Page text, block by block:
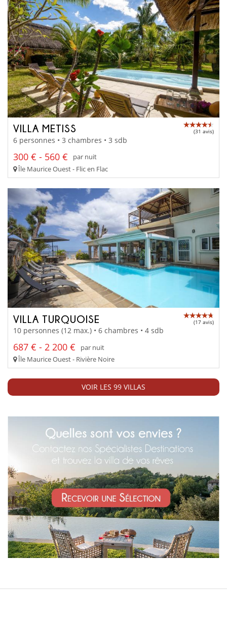
VILLA METISS (31 avis)
6 personnes • 3 chambres • 3 sdb
300 € - 560 €
par nuit
Île Maurice Ouest - Flic en Flac
VILLA TURQUOISE (17 avis)
10 personnes (12 max.) • 6 chambres • 4 sdb
687 € - 2 200 €
par nuit
Île Maurice Ouest - Rivière Noire
VOIR LES 99 VILLAS